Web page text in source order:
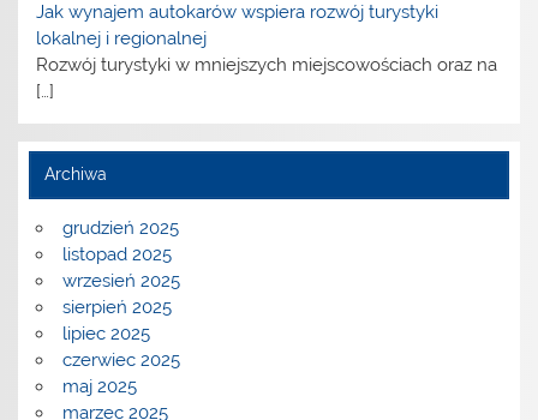
Jak wynajem autokarów wspiera rozwój turystyki
lokalnej i regionalnej
Rozwój turystyki w mniejszych miejscowościach oraz na
[…]
Archiwa
grudzień 2025
listopad 2025
wrzesień 2025
sierpień 2025
lipiec 2025
czerwiec 2025
maj 2025
marzec 2025